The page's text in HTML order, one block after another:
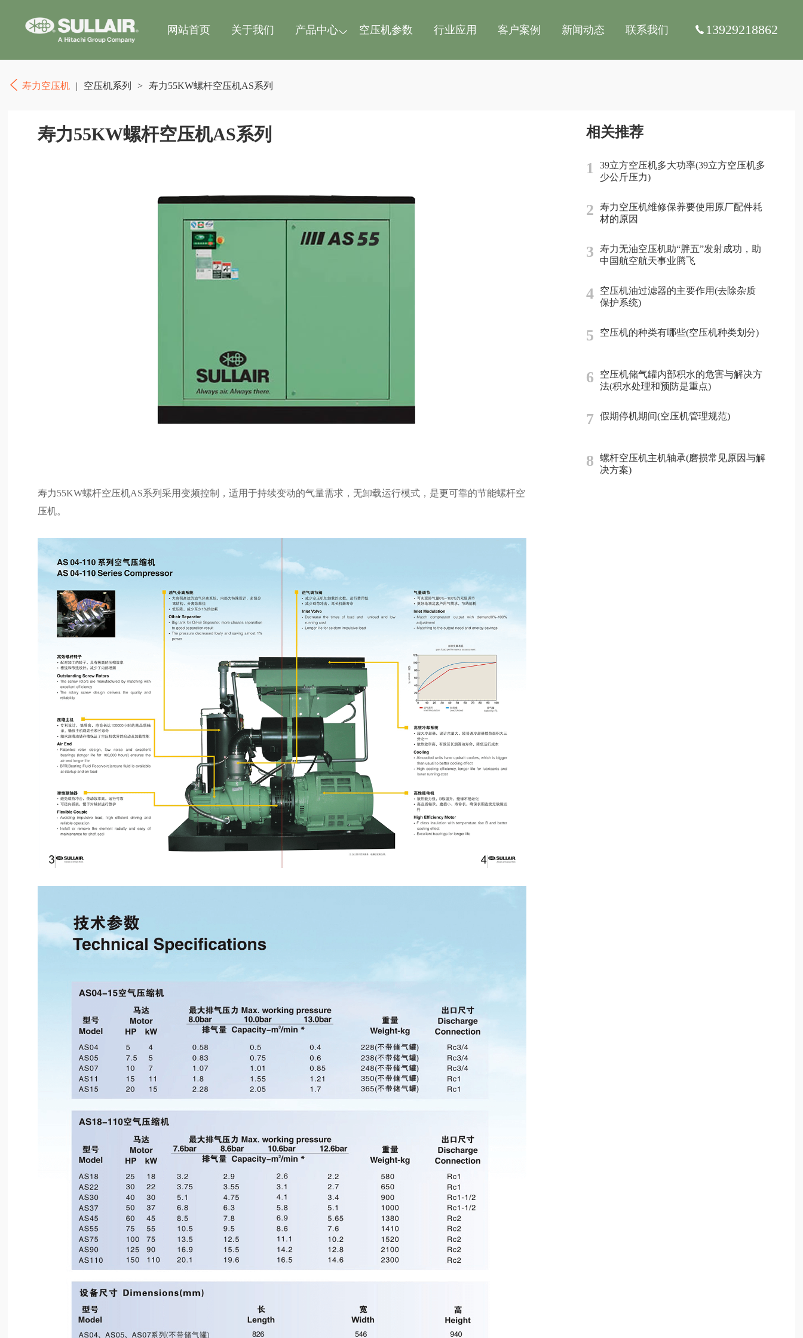
网站首页 关于我们 产品中心 空压机参数 行业应用 客户案例 新闻动态 联系我们 13929218862
寿力空压机 | 空压机系列 > 寿力55KW螺杆空压机AS系列
寿力55KW螺杆空压机AS系列
寿力55KW螺杆空压机AS系列采用变频控制，适用于持续变动的气量需求，无卸载运行模式，是更可靠的节能螺杆空
压机。
相关推荐
1
39立方空压机多大功率(39立方空压机多
少公斤压力)
2
寿力空压机维修保养要使用原厂配件耗
材的原因
3
寿力无油空压机助“胖五”发射成功，助
中国航空航天事业腾飞
4
空压机油过滤器的主要作用(去除杂质
保护系统)
5 空压机的种类有哪些(空压机种类划分)
6
空压机储气罐内部积水的危害与解决方
法(积水处理和预防是重点)
7 假期停机期间(空压机管理规范)
8
螺杆空压机主机轴承(磨损常见原因与解
决方案)